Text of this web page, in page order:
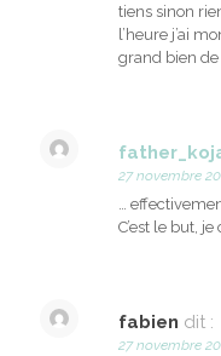
tiens sinon
l’heure j’ai
grand bien
27 novembre
…
C’est le but,
fabien dit :
27 novembre